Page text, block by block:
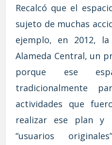
Recalcó que el
sujeto de muchas
ejemplo, en 2012,
Alameda Central, un
porque ese
tradicionalmente
actividades que
realizar ese plan
“usuarios